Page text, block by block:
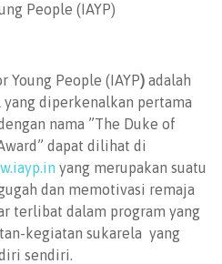
People (IAYP)
Young People (IAYP) adalah
diperkenalkan pertama
nama ”The Duke of
dapat dilihat di
yang merupakan suatu
dan memotivasi remaja
terlibat dalam program yang
kegiatan sukarela yang
sendiri.